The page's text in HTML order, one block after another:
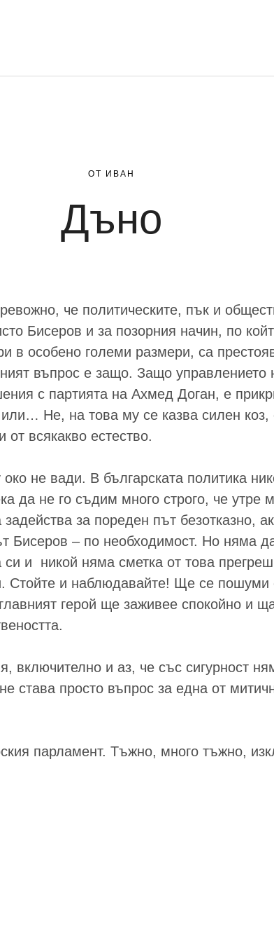
ОТ ИВАН
Дъно
че политическите, пък и
Бисеров и за позорния начин, по
в особено големи размери, са
въпрос е защо. Защо
с партията на Ахмед Доган, е
Не, на това му се казва силен
всякакво естество.
не вади. В българската политика
да не го съдим много строго, че утре
за пореден път безотказно,
Бисеров – по необходимост. Но няма
и никой няма сметка от това
Стойте и наблюдавайте! Ще се
герой ще заживее спокойно и
включително и аз, че със сигурност
става просто въпрос за една от
парламент. Тъжно, много тъжно,